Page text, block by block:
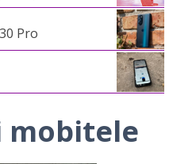
Pro
mobitele